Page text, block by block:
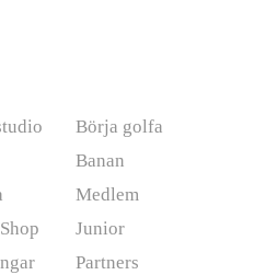
Börja golfa
Banan
Medlem
Junior
Partners